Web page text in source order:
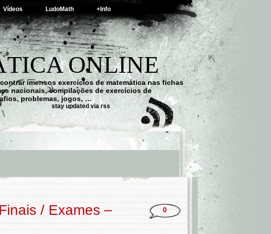
Vídeos LudoMath +Info
ONLINE
imensos exercícios de matemática nas fichas
nacionais, compilações de exercícios de
problemas, jogos, …
stay updated via rss
/ Exames –
0